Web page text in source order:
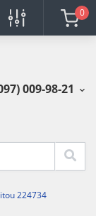
0
009-98-21
224734